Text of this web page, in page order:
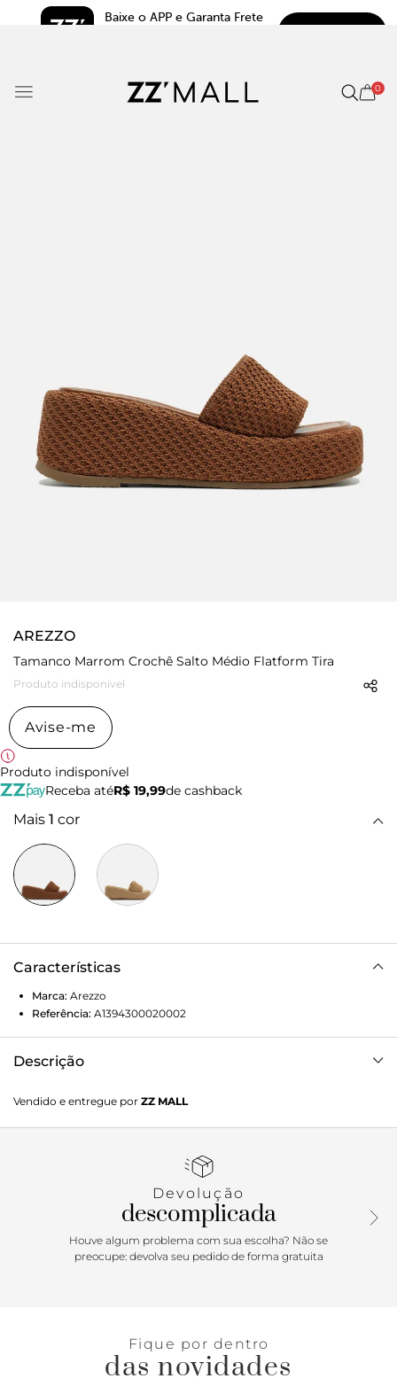
Baixe o APP e Garanta Frete
0
AREZZO
Tamanco Marrom Crochê Salto Médio Flatform Tira
Produto indisponível
Avise-me
Produto indisponível
Receba atéR$ 19,99de cashback
Mais 1 cor
Características
Marca: Arezzo
Referência: A1394300020002
Descrição
médio flatform, revestido no mesmo material, e formato
arredondado na ponta. Traz tira larga e única em crochê
bege e inscrição do nome da marca.
Vendido e entregue por ZZ MALL
Devolução
descomplicada
Houve algum problema com sua escolha? Não se
preocupe: devolva seu pedido de forma gratuita
Fique por dentro
das novidades